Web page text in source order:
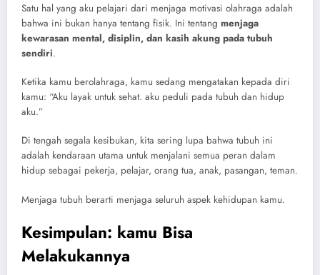
Satu hal yang aku pelajari dari menjaga motivasi olahraga adalah
bahwa ini bukan hanya tentang fisik. Ini tentang menjaga
kewarasan mental, disiplin, dan kasih akung pada tubuh
sendiri.
Ketika kamu berolahraga, kamu sedang mengatakan kepada diri
kamu: “Aku layak untuk sehat. aku peduli pada tubuh dan hidup
aku.”
Di tengah segala kesibukan, kita sering lupa bahwa tubuh ini
adalah kendaraan utama untuk menjalani semua peran dalam
hidup sebagai pekerja, pelajar, orang tua, anak, pasangan, teman.
Menjaga tubuh berarti menjaga seluruh aspek kehidupan kamu.
Kesimpulan: kamu Bisa
Melakukannya